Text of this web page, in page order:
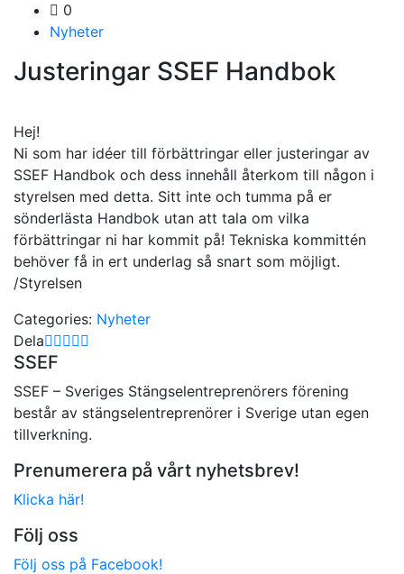
0
Nyheter
Justeringar SSEF Handbok
Hej!
Ni som har idéer till förbättringar eller justeringar av
SSEF Handbok och dess innehåll återkom till någon i
styrelsen med detta. Sitt inte och tumma på er
sönderlästa Handbok utan att tala om vilka
förbättringar ni har kommit på! Tekniska kommittén
behöver få in ert underlag så snart som möjligt.
/Styrelsen
Categories: Nyheter
Dela
SSEF
SSEF – Sveriges Stängselentreprenörers förening
består av stängselentreprenörer i Sverige utan egen
tillverkning.
Prenumerera på vårt nyhetsbrev!
Klicka här!
Följ oss
Följ oss på Facebook!